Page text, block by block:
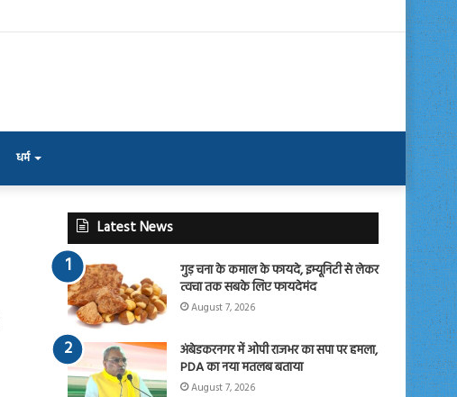
धर्म
Latest News
गुड़ चना के कमाल के फायदे, इम्यूनिटी से लेकर
त्वचा तक सबके लिए फायदेमंद
August 7, 2026
अंबेडकरनगर में ओपी राजभर का सपा पर हमला,
PDA का नया मतलब बताया
August 7, 2026